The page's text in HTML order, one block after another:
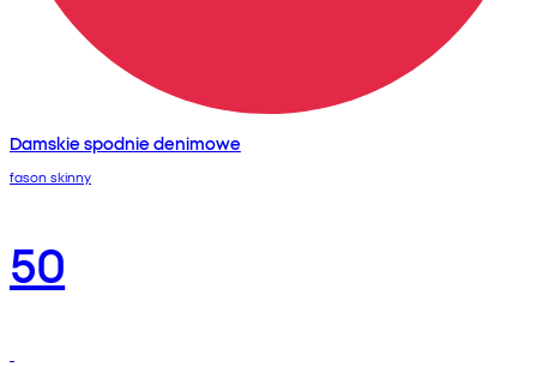
Damskie spodnie denimowe
fason skinny
50